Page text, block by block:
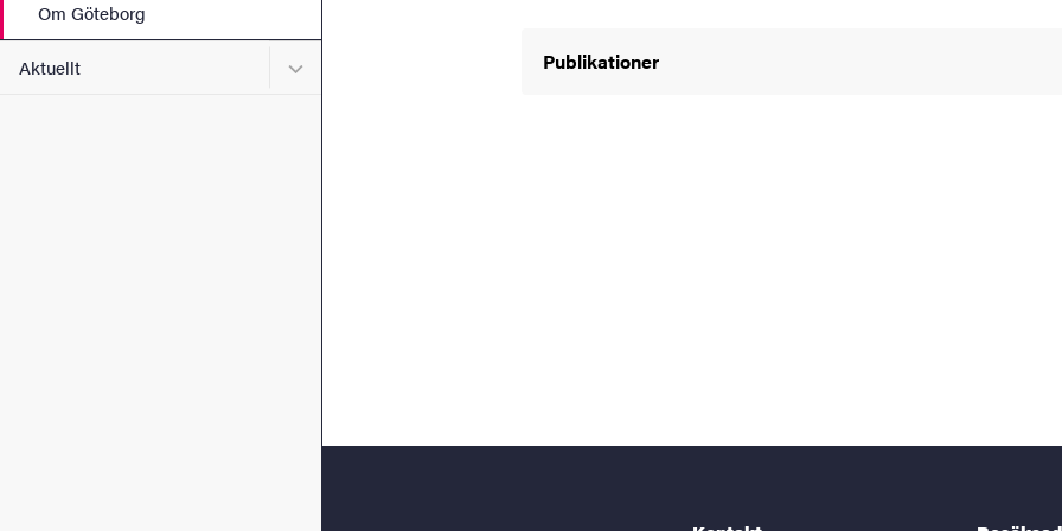
Om Göteborg
Aktuellt Undermeny för Aktuellt Publikationer